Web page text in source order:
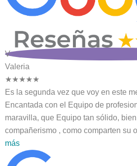
V
Valeria
★★★★★
Es la segunda vez que voy en este
Encantada con el Equipo de
maravilla, que Equipo tan sólido,
compañerismo , como comparten su
más